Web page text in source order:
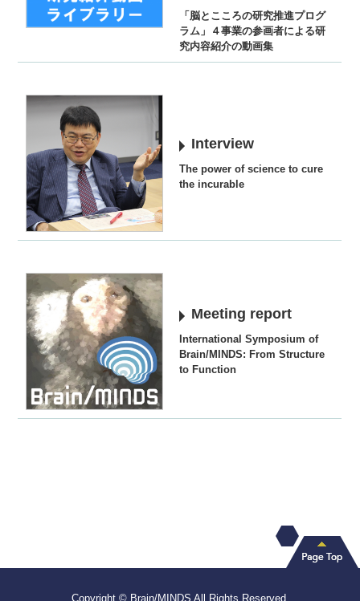
「脳とこころの研究推進プログ
ラム」４事業の参画者による研
究内容紹介の動画集
Interview
The power of science to cure
the incurable
Meeting report
International Symposium of
Brain/MINDS: From Structure
to Function
Copyright © Brain/MINDS All Rights Reserved.